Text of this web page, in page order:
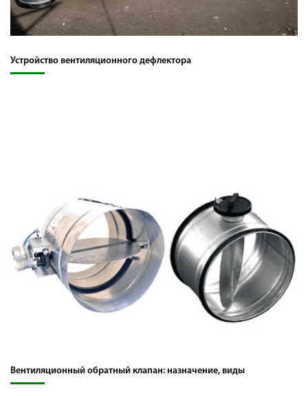
Устройство вентиляционного дефлектора
Вентиляционный обратный клапан: назначение, виды